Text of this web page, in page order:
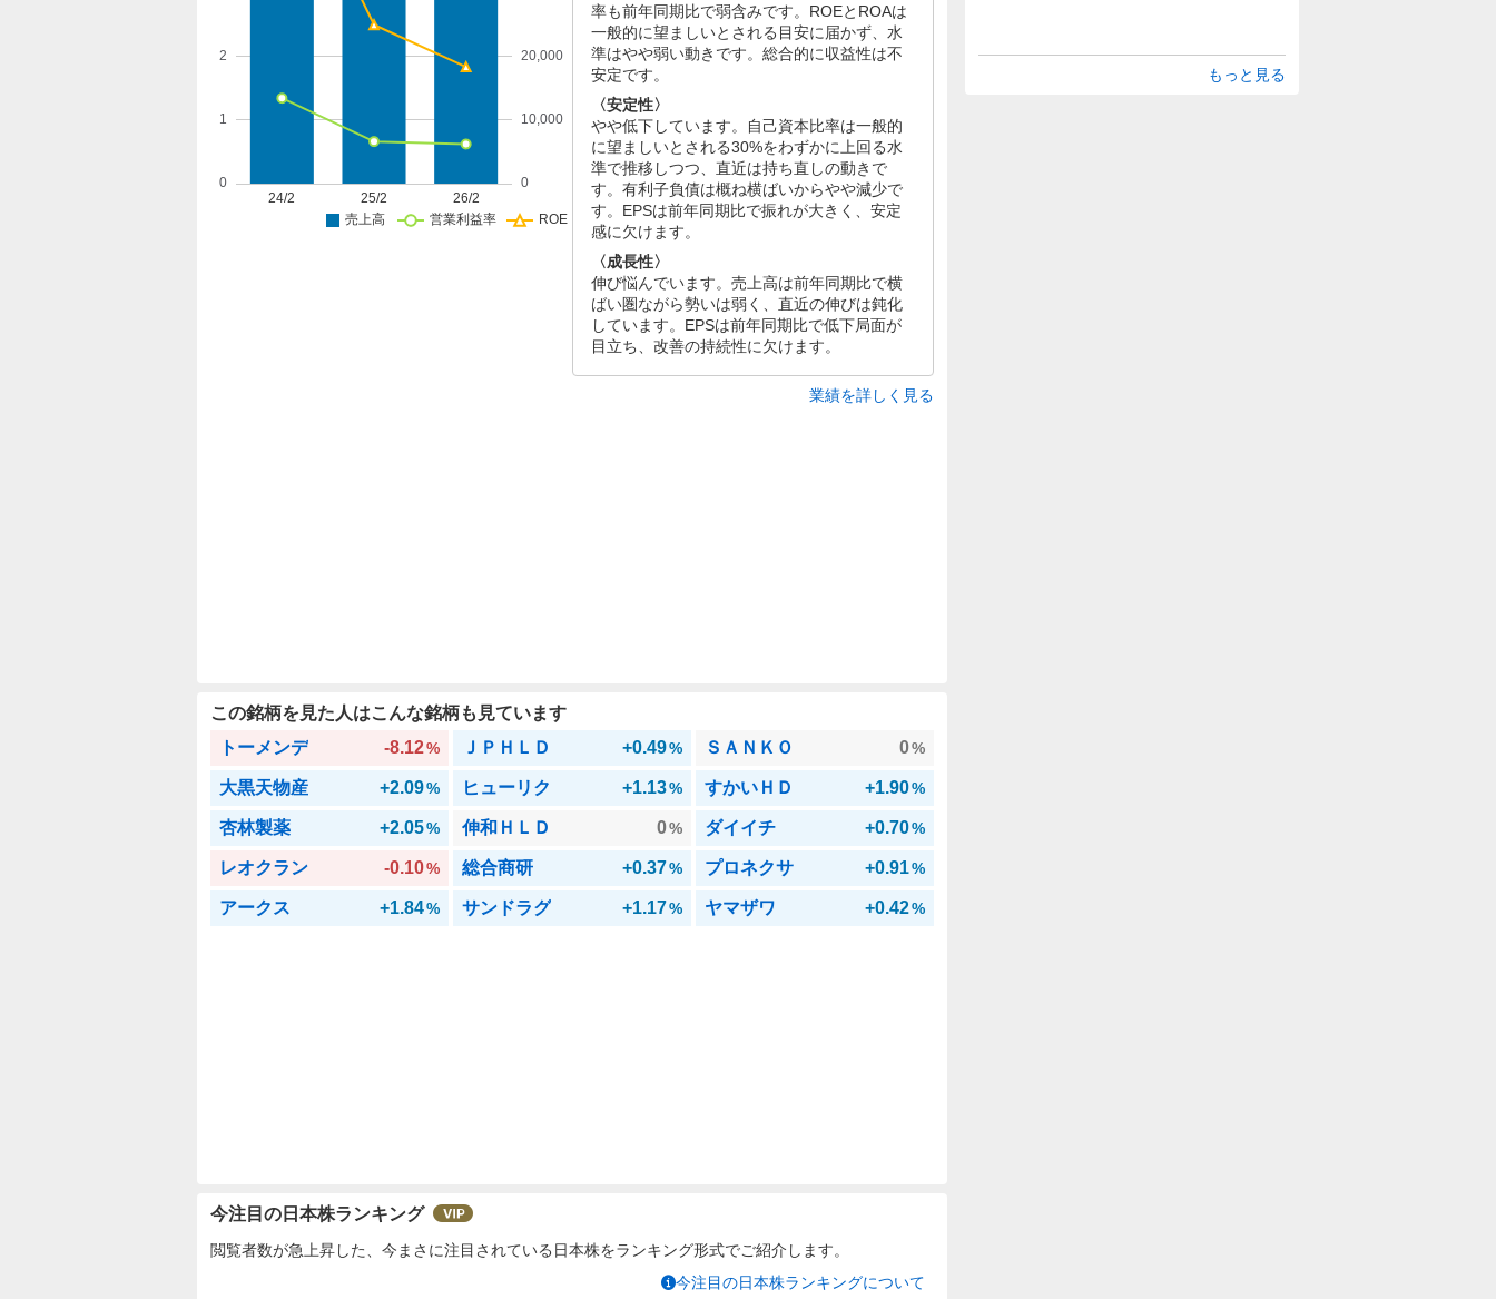
率も前年同期比で弱含みです。ROEとROAは
一般的に望ましいとされる目安に届かず、水
準はやや弱い動きです。総合的に収益性は不
安定です。
〈安定性〉
やや低下しています。自己資本比率は一般的
に望ましいとされる30%をわずかに上回る水
準で推移しつつ、直近は持ち直しの動きで
す。有利子負債は概ね横ばいからやや減少で
す。EPSは前年同期比で振れが大きく、安定
感に欠けます。
〈成長性〉
伸び悩んでいます。売上高は前年同期比で横
ばい圏ながら勢いは弱く、直近の伸びは鈍化
しています。EPSは前年同期比で低下局面が
目立ち、改善の持続性に欠けます。
業績を詳しく見る
この銘柄を見た人はこんな銘柄も見ています
トーメンデ
-8.12% ＪＰＨＬＤ +0.49% ＳＡＮＫＯ 0%
大黒天物産 +2.09% ヒューリク +1.13% すかいＨＤ +1.90%
杏林製薬 +2.05% 伸和ＨＬＤ 0% ダイイチ +0.70%
レオクラン -0.10% 総合商研 +0.37% プロネクサ +0.91%
アークス +1.84% サンドラグ +1.17% ヤマザワ +0.42%
今注目の日本株ランキング
閲覧者数が急上昇した、今まさに注目されている日本株をランキング形式でご紹介します。
今注目の日本株ランキングについて
もっと見る